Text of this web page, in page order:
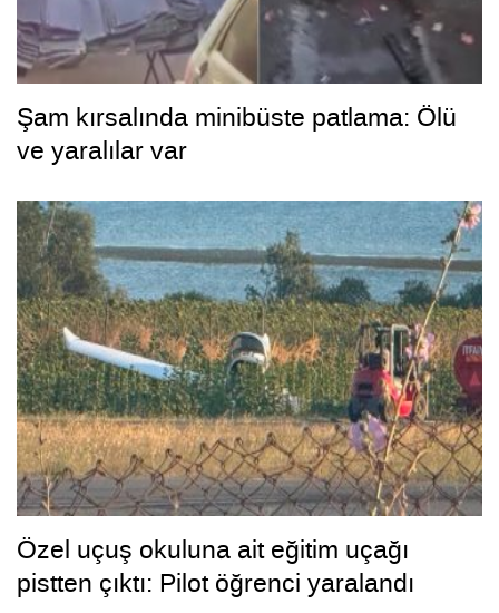
Şam kırsalında minibüste patlama: Ölü
ve yaralılar var
Özel uçuş okuluna ait eğitim uçağı
pistten çıktı: Pilot öğrenci yaralandı